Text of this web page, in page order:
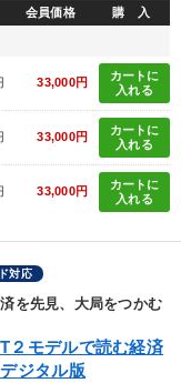
会員価格 購 入
33,000円
カートに
入れる
33,000円
カートに
入れる
33,000円
カートに
入れる
対応
を先見、大局をつかむ
２モデルで読む経済
ジタル版